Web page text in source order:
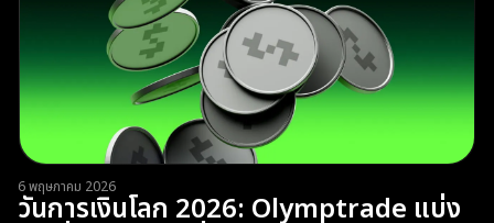
6 พฤษภาคม 2026
วันการเงินโลก 2026: Olymptrade แบ่ง